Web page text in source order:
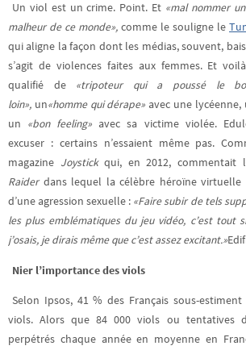
Un viol est un crime. Point. Et «mal nommer
malheur de ce monde», comme le souligne le
qui aligne la façon dont les médias, souvent,
s’agit de violences faites aux femmes. Et
qualifié de «tripoteur qui a poussé le
loin», un«homme qui dérape» avec une
un «bon feeling» avec sa victime violée.
excuser : certains n’essaient même pas.
magazine Joystickqui, en 2012, commentait
Raiderdans lequel la célèbre héroïne virtuelle
d’une agression sexuelle : «Faire subir de tels
les plus emblématiques du jeu vidéo, c’est tout
j’osais, je dirais même que c’est assez excitant.»
Nier l’importance des viols
Selon Ipsos, 41 % des Français sous-
viols. Alors que 84 000 viols ou tentatives
perpétrés chaque année en moyenne en